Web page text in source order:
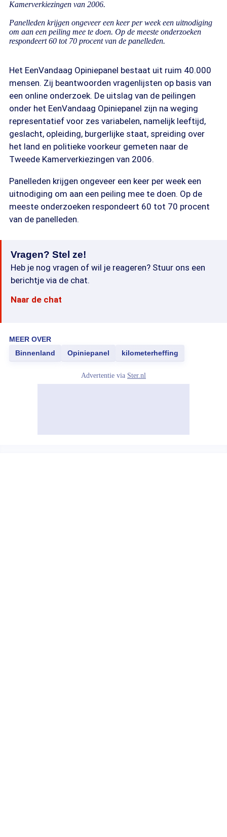
Kamerverkiezingen van 2006.
Panelleden krijgen ongeveer een keer per week een uitnodiging
om aan een peiling mee te doen. Op de meeste onderzoeken
respondeert 60 tot 70 procent van de panelleden.
Het EenVandaag Opiniepanel bestaat uit ruim 40.000
mensen. Zij beantwoorden vragenlijsten op basis van
een online onderzoek. De uitslag van de peilingen
onder het EenVandaag Opiniepanel zijn na weging
representatief voor zes variabelen, namelijk leeftijd,
geslacht, opleiding, burgerlijke staat, spreiding over
het land en politieke voorkeur gemeten naar de
Tweede Kamerverkiezingen van 2006.
Panelleden krijgen ongeveer een keer per week een
uitnodiging om aan een peiling mee te doen. Op de
meeste onderzoeken respondeert 60 tot 70 procent
van de panelleden.
Vragen? Stel ze!
Heb je nog vragen of wil je reageren? Stuur ons een
berichtje via de chat.
Naar de chat
MEER OVER
Binnenland
Opiniepanel kilometerheffing
Advertentie via Ster.nl